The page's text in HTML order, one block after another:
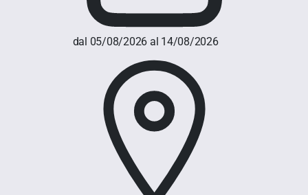
dal 05/08/2026 al 14/08/2026